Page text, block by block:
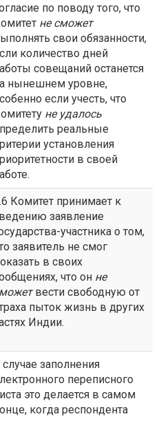
по поводу того, что
не сможет
свои обязанности,
количество дней
совещаний останется
нынешнем уровне,
если учесть, что
не удалось
реальные
установления
в своей
Комитет принимает к
заявление
участника о том,
заявитель не смог
в своих
что он не
вести свободную от
пыток жизнь в других
Индии.
случае заполнения
переписного
это делается в самом
когда респондента